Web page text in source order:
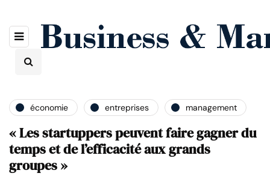
économie entreprises management
« Les startuppers peuvent faire gagner du
temps et de l’efficacité aux grands
groupes »